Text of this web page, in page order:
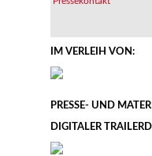
IM VERLEIH VON:
PRESSE- UND
DIGITALER